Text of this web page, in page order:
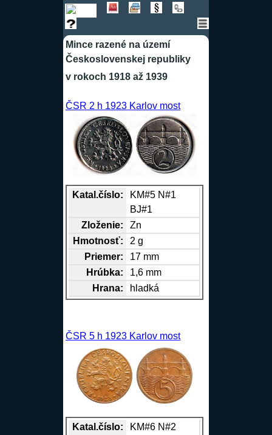
Mince razené na území
Československej republiky
v rokoch 1918 až 1939
ČSR 2 h 1923 Karlov most
Katal.číslo:
KM#5 N#1
BJ#1
Zloženie:
Zn
Hmotnosť:
2 g
Priemer:
17 mm
Hrúbka:
1,6 mm
Hrana: hladká
ČSR 5 h 1923 Karlov most
Katal.číslo:
KM#6 N#2